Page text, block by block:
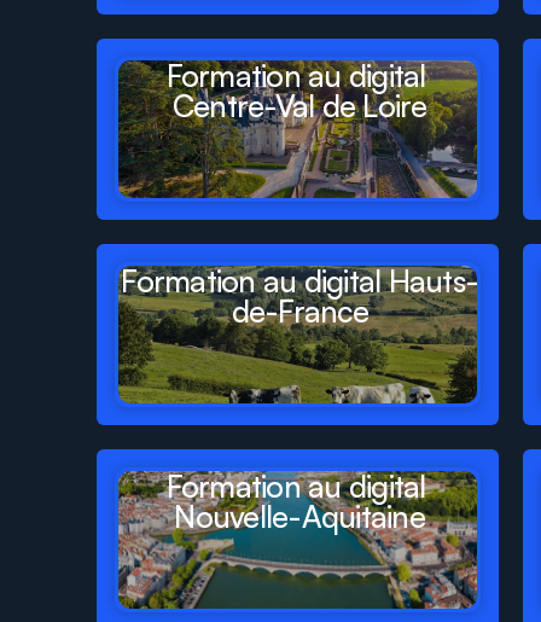
Formation au digital
Centre-Val de Loire
Formation au digital Hauts-
de-France
Formation au digital
Nouvelle-Aquitaine